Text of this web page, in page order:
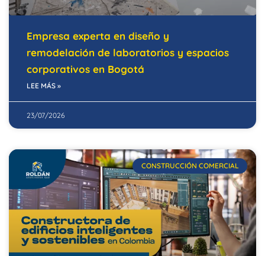
Empresa experta en diseño y
remodelación de laboratorios y espacios
corporativos en Bogotá
LEE MÁS »
23/07/2026
CONSTRUCCIÓN COMERCIAL